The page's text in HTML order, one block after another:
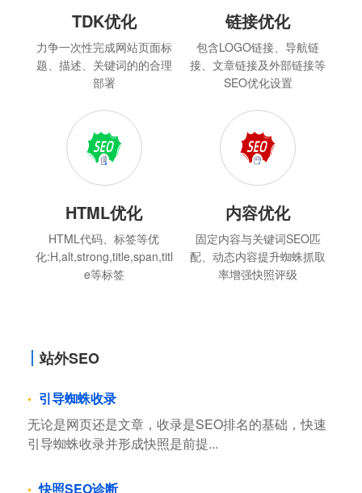
TDK优化
力争一次性完成网站页面标
题、描述、关键词的的合理
部署
链接优化
包含LOGO链接、导航链
接、文章链接及外部链接等
SEO优化设置
HTML优化
HTML代码、标签等优
化:H,alt,strong,title,span,titl
e等标签
内容优化
固定内容与关键词SEO匹
配、动态内容提升蜘蛛抓取
率增强快照评级
站外SEO
引导蜘蛛收录
无论是网页还是文章，收录是SEO排名的基础，快速
引导蜘蛛收录并形成快照是前提...
快照SEO诊断